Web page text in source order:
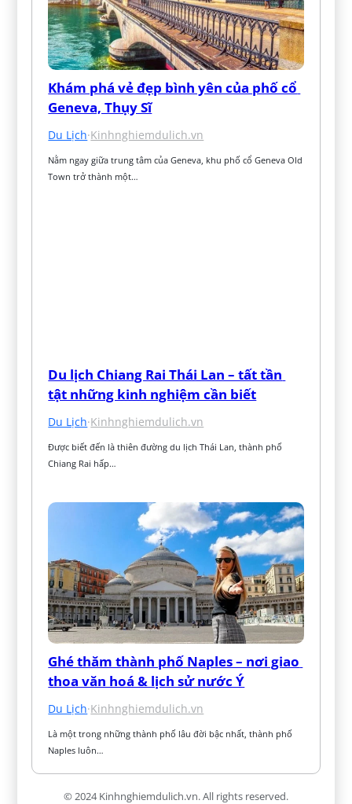
Khám phá vẻ đẹp bình yên của phố cổ
Geneva, Thụy Sĩ
Du Lịch·Kinhnghiemdulich.vn
Nằm ngay giữa trung tâm của Geneva, khu phố cổ Geneva Old
Town trở thành một…
Du lịch Chiang Rai Thái Lan – tất tần
tật những kinh nghiệm cần biết
Du Lịch·Kinhnghiemdulich.vn
Được biết đến là thiên đường du lịch Thái Lan, thành phố
Chiang Rai hấp…
Ghé thăm thành phố Naples – nơi giao
thoa văn hoá & lịch sử nước Ý
Du Lịch·Kinhnghiemdulich.vn
Là một trong những thành phố lâu đời bậc nhất, thành phố
Naples luôn…
© 2024 Kinhnghiemdulich.vn. All rights reserved.